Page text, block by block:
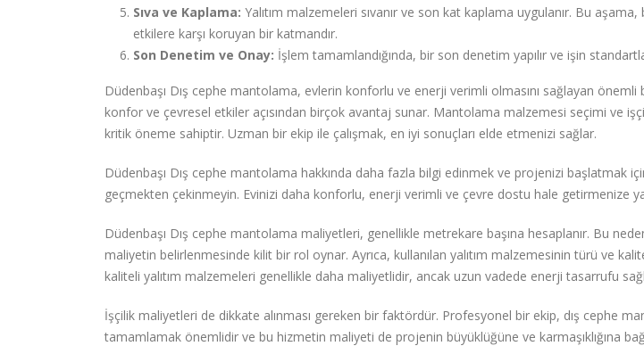
Sıva ve Kaplama: Yalıtım malzemeleri sıvanır ve son kat kaplama uygulanır. Bu
etkilere karşı koruyan bir katmandır.
Son Denetim ve Onay: İşlem tamamlandığında, bir son denetim yapılır ve işin
Düdenbaşı Dış cephe mantolama, evlerin konforlu ve enerji verimli olmasını sağlayan önemli
konfor ve çevresel etkiler açısından birçok avantaj sunar. Mantolama malzemesi seçimi ve
kritik öneme sahiptir. Uzman bir ekip ile çalışmak, en iyi sonuçları elde etmenizi sağlar.
Düdenbaşı Dış cephe mantolama hakkında daha fazla bilgi edinmek ve projenizi başlatmak
geçmekten çekinmeyin. Evinizi daha konforlu, enerji verimli ve çevre dostu hale getirmenize
Düdenbaşı Dış cephe mantolama maliyetleri, genellikle metrekare başına hesaplanır. Bu
maliyetin belirlenmesinde kilit bir rol oynar. Ayrıca, kullanılan yalıtım malzemesinin türü ve
kaliteli yalıtım malzemeleri genellikle daha maliyetlidir, ancak uzun vadede enerji tasarrufu
İşçilik maliyetleri de dikkate alınması gereken bir faktördür. Profesyonel bir ekip, dış cephe
tamamlamak önemlidir ve bu hizmetin maliyeti de projenin büyüklüğüne ve karmaşıklığına